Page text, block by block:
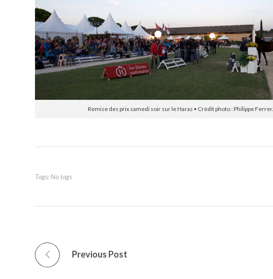
Remise des prix samedi soir sur le Haras • Crédit photo : Philippe Ferrer.
Tags: No tags
Previous Post